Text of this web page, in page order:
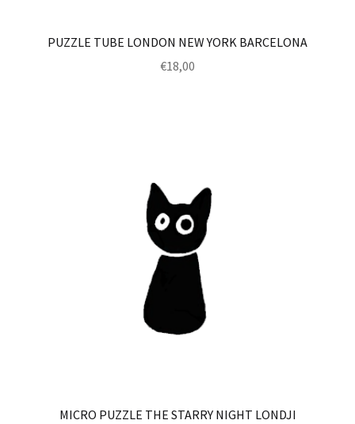
PUZZLE TUBE LONDON NEW YORK BARCELONA
€18,00
MICRO PUZZLE THE STARRY NIGHT LONDJI